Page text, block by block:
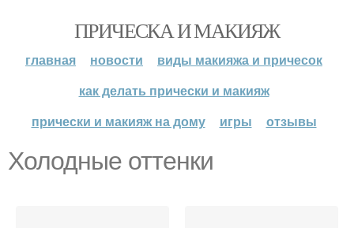
ПРИЧЕСКА И МАКИЯЖ
главная новости
виды макияжа и причесок
как делать прически и макияж
прически и макияж на дому
игры отзывы
Холодные оттенки